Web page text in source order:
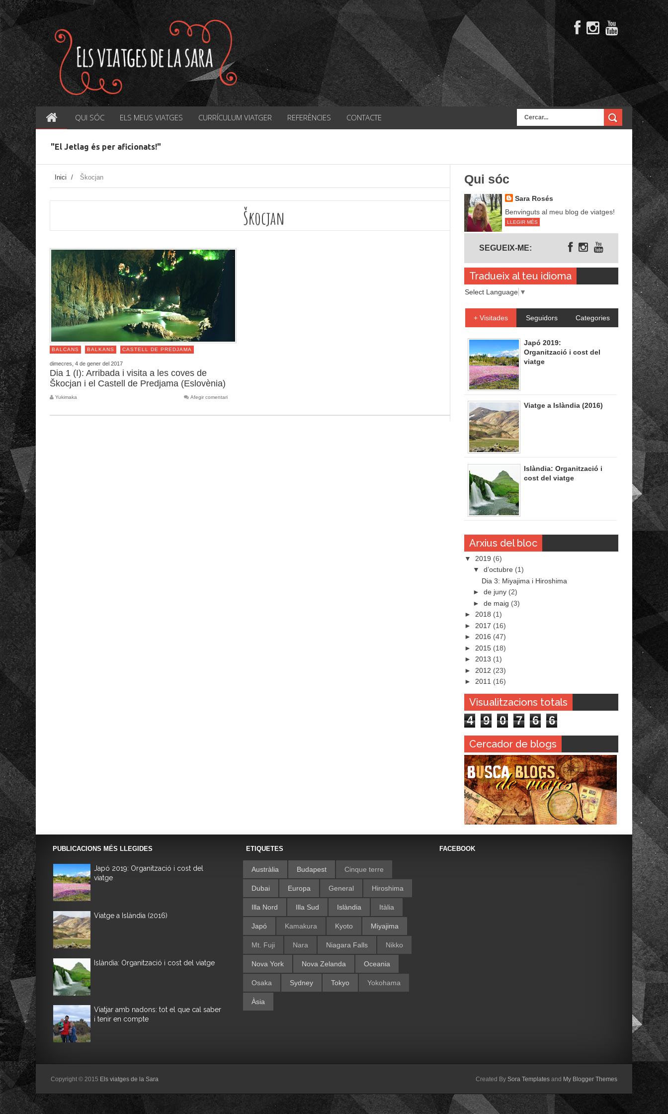
QUI SÓC ELS MEUS VIATGES CURRÍCULUM VIATGER REFERÈNCIES CONTACTE
"El Jetlag és per aficionats!"
Inici / Škocjan
Škocjan
BALCANS BALKANS CASTELL DE PREDJAMA
dimecres, 4 de gener del 2017
Dia 1 (I): Arribada i visita a les coves de
Škocjan i el Castell de Predjama (Eslovènia)
Yukimaka Afegir comentari
Qui sóc
Sara Rosés
Benvinguts al meu blog de viatges!
LLEGIR MÉS
SEGUEIX-ME:
Tradueix al teu idioma
Select Language ▼
+ Visitades Seguidors Categories
Japó 2019:
Organització i cost del
viatge
Viatge a Islàndia (2016)
Islàndia: Organització i
cost del viatge
Arxius del bloc
▼ 2019 (6)
▼ d’octubre (1)
Dia 3: Miyajima i Hiroshima
► de juny (2)
► de maig (3)
► 2018 (1)
► 2017 (16)
► 2016 (47)
► 2015 (18)
► 2013 (1)
► 2012 (23)
► 2011 (16)
Visualitzacions totals
4 9 0 7 6 6
Cercador de blogs
PUBLICACIONS MÉS LLEGIDES
Japó 2019: Organització i cost del
viatge
Viatge a Islàndia (2016)
Islàndia: Organització i cost del viatge
Viatjar amb nadons: tot el que cal saber
i tenir en compte
ETIQUETES
Austràlia Budapest Cinque terre
Dubai Europa General Hiroshima
Illa Nord Illa Sud Islàndia Itàlia
Japó Kamakura Kyoto Miyajima
Mt. Fuji Nara Niagara Falls Nikko
Nova York Nova Zelanda Oceania
Osaka Sydney Tokyo Yokohama
Àsia
FACEBOOK
Copyright © 2015 Els viatges de la Sara Created By Sora Templates and My Blogger Themes